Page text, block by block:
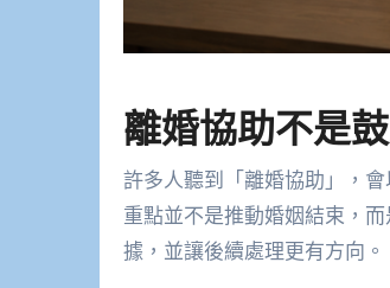
離婚協助不是
許多人聽到「離婚協助」，
重點並不是推動婚姻結束，
據，並讓後續處理更有方向。